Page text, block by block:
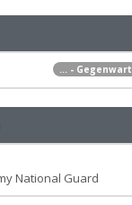
... - Gegenwart
National Guard